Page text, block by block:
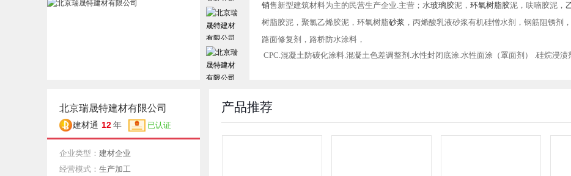
销售新型建筑材料为主的民营生产企业.主营；水玻璃胶泥， 环氧树脂胶泥，呋喃胶泥，
树脂胶泥，聚氯乙烯胶泥，环氧树脂砂浆 ，丙烯酸乳液砂浆有机硅憎水剂，钢筋阻锈剂
路面修复剂，路桥防水涂料，
CPC.混凝土防碳化涂料.混凝土色差调整剂.水性封闭底涂.水性面涂（罩面剂） .硅烷浸渍
31.有机硅憎水剂
32.混凝土起砂治理剂
产品推荐
北京瑞晟特建材有限公司
建材通 12 年 已认证
企业类型： 建材企业
经营模式： 生产加工